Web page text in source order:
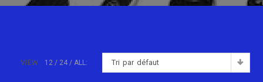
Tri par défaut
VIEW: 12 24 ALL: